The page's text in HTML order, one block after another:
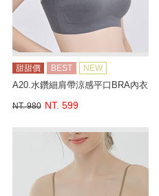
甜甜價 BEST NEW
A20.水鑽細肩帶涼感平口BRA內衣
NT. 980 NT. 599